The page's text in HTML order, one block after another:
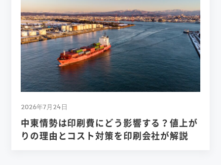
2026年7月24日
中東情勢は印刷費にどう影響する？値上が
りの理由とコスト対策を印刷会社が解説